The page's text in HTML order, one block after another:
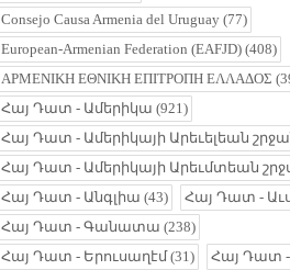
Consejo Causa Armenia del Uruguay (77)
European-Armenian Federation (EAFJD) (408)
ΑΡΜΕΝΙΚΗ ΕΘΝΙΚΗ ΕΠΙΤΡΟΠΗ ΕΛΛΑΔΟΣ
Հայ Դատ - Ամերիկա (921)
Հայ Դատ - Ամերիկայի Արեւելեան
Հայ Դատ - Ամերիկայի Արեւմտեան
Հայ Դատ - Անգլիա (43) Հայ Դատ -
Հայ Դատ - Գանատա (238)
Հայ Դատ - Երուսաղէմ(31) Հայ Դատ